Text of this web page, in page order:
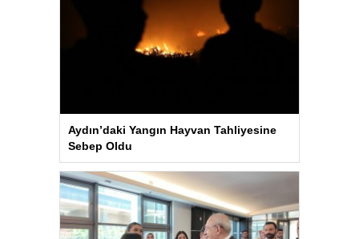
Aydın’daki Yangın Hayvan Tahliyesine
Sebep Oldu